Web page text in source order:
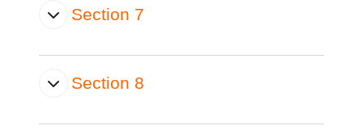
Section 7
Section 8